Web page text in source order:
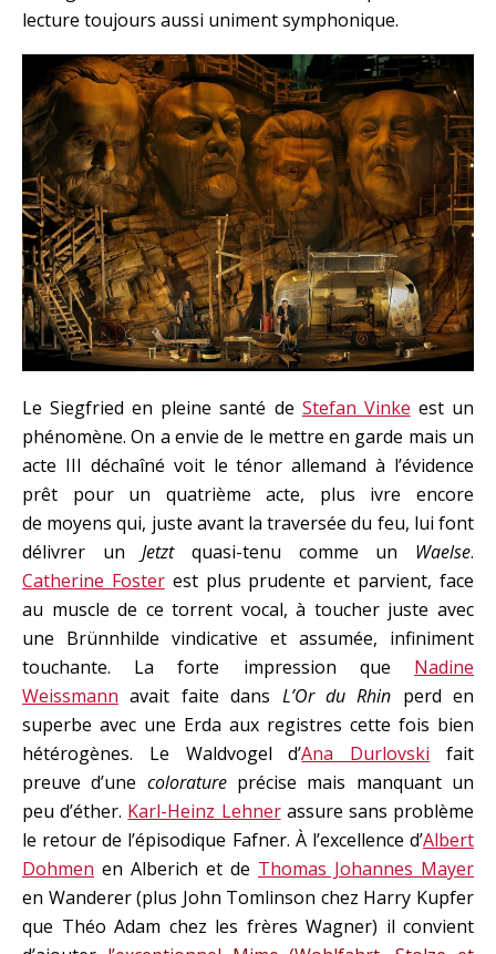
lecture toujours aussi uniment symphonique.
Le Siegfried en pleine santé de Stefan Vinke est un
phénomène. On a envie de le mettre en garde mais un
acte III déchaîné voit le ténor allemand à l’évidence
prêt pour un quatrième acte, plus ivre encore
de moyens qui, juste avant la traversée du feu, lui font
délivrer unJetztquasi-tenu comme un Waelse.
Catherine Fosterest plus prudente et parvient, face
au muscle de ce torrent vocal, à toucher juste avec
une Brünnhilde vindicative et assumée, infiniment
touchante. La forte impression que Nadine
Weissmann avait faite dans L’Or du Rhin perd en
superbe avec une Erda aux registres cette fois bien
hétérogènes. Le Waldvogel d’Ana Durlovski fait
preuve d’une coloratureprécise mais manquant un
peu d’éther. Karl-Heinz Lehnerassure sans problème
le retour de l’épisodique Fafner. À l’excellence d’Albert
Dohmen en Alberich et de Thomas Johannes Mayer
en Wanderer (plus John Tomlinson chez Harry Kupfer
que Théo Adam chez les frères Wagner) il convient